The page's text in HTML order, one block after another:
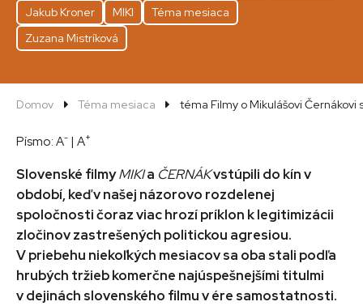
Jakub Kroner
MIKI
Téma mesiaca
Zuzana Mistríková
Domov Téma mesiaca téma Filmy o Mikulášovi
Písmo: A- | A+
Slovenské filmyMIKIa ČERNÁKvstúpili do kín v
období, keď v našej názorovo rozdelenej
spoločnosti čoraz viac hrozí príklon k legitimizácii
zločinov zastrešených politickou agresiou.
V priebehu niekoľkých mesiacov sa oba stali podľa
hrubých tržieb komerčne najúspešnejšími titulmi
v dejinách slovenského filmu v ére samostatnosti.